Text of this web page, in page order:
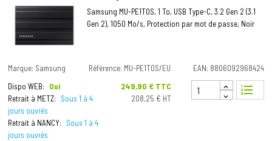
Samsung MU-PE1T0S, 1 To, USB Type-C, 3.2 Gen 2 (3.1
Gen 2), 1050 Mo/s, Protection par mot de passe, Noir
Marque: Samsung Référence: MU-PE1T0S/EU
EAN: 8806092968424
Dispo WEB:
Oui
Retrait à METZ:
Sous 1 à 4
jours ouvrés
Retrait à NANCY:
Sous 1 à 4
jours ouvrés
Prix
249,90 € TTC
208,25 € HT
format_list_numbered